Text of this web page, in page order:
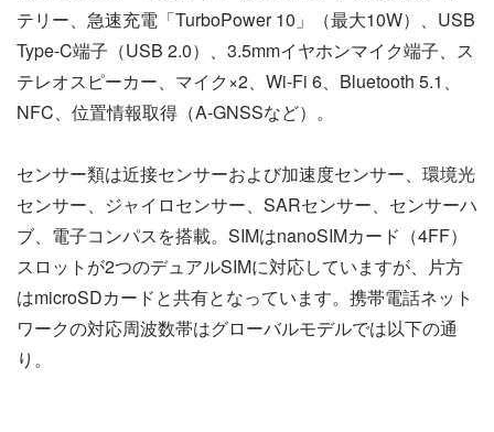
テリー、急速充電「TurboPower 10」（最大10W）、USB
Type-C端子（USB 2.0）、3.5mmイヤホンマイク端子、ス
テレオスピーカー、マイク×2、Wi-Fi 6、Bluetooth 5.1、
NFC、位置情報取得（A-GNSSなど）。
センサー類は近接センサーおよび加速度センサー、環境光
センサー、ジャイロセンサー、SARセンサー、センサーハ
ブ、電子コンパスを搭載。SIMはnanoSIMカード（4FF）
スロットが2つのデュアルSIMに対応していますが、片方
はmicroSDカードと共有となっています。携帯電話ネット
ワークの対応周波数帯はグローバルモデルでは以下の通
り。